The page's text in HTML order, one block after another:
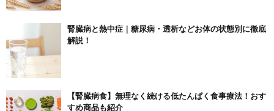
腎臓病と熱中症｜糖尿病・透析などお体の状態別に徹底
解説！
【腎臓病食】無理なく続ける低たんぱく食事療法！おす
すめ商品も紹介